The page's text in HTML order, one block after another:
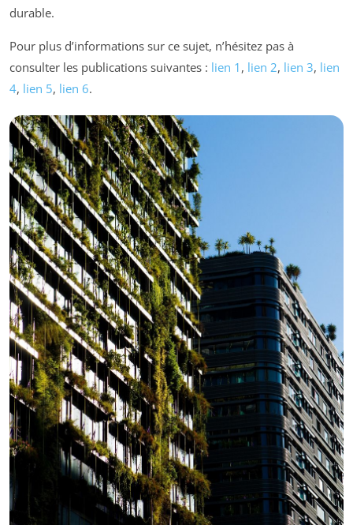
durable.
Pour plus d’informations sur ce sujet, n’hésitez pas à
consulter les publications suivantes : lien 1 , lien 2, lien 3, lien
4, lien 5, lien 6.